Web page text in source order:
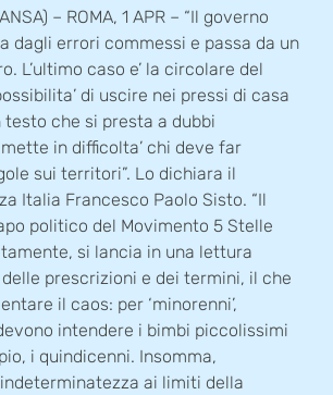
– ROMA, 1 APR – “Il governo
dagli errori commessi e passa da un
L’ultimo caso e’ la circolare del
di uscire nei pressi di casa
testo che si presta a dubbi
in difficolta’ chi deve far
sui territori”. Lo dichiara il
Italia Francesco Paolo Sisto. “Il
politico del Movimento 5 Stelle
si lancia in una lettura
prescrizioni e dei termini, il che
il caos: per ‘minorenni’,
intendere i bimbi piccolissimi
i quindicenni. Insomma,
ai limiti della